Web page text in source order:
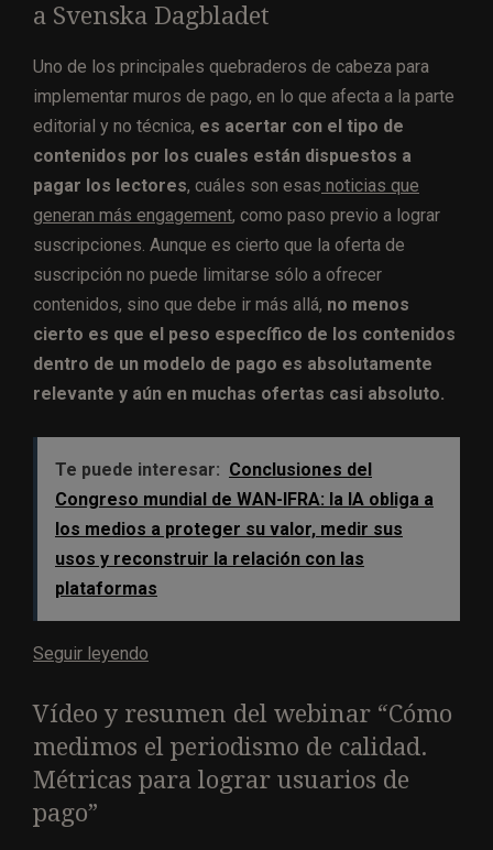
a Svenska Dagbladet
Uno de los principales quebraderos de cabeza para
implementar muros de pago, en lo que afecta a la parte
editorial y no técnica, es acertar con el tipo de
contenidos por los cuales están dispuestos a
pagar los lectores, cuáles son esas noticias que
generan más engagement, como paso previo a lograr
suscripciones. Aunque es cierto que la oferta de
suscripción no puede limitarse sólo a ofrecer
contenidos, sino que debe ir más allá, no menos
cierto es que el peso específico de los contenidos
dentro de un modelo de pago es absolutamente
relevante y aún en muchas ofertas casi absoluto.
Te puede interesar: Conclusiones del
Congreso mundial de WAN-IFRA: la IA obliga a
los medios a proteger su valor, medir sus
usos y reconstruir la relación con las
plataformas
Seguir leyendo
Vídeo y resumen del webinar “Cómo
medimos el periodismo de calidad.
Métricas para lograr usuarios de
pago”